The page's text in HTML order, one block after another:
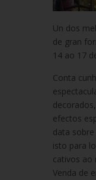
Un dos
de gran
14 ao 17
Conta
efectos
data
isto para
cativos ao
Venda de